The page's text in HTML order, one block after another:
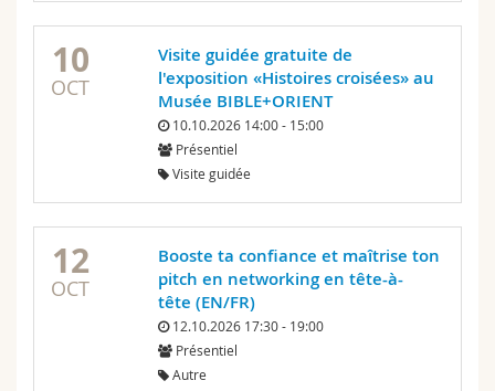
10
OCT
Visite guidée gratuite de
l'exposition «Histoires croisées» au
Musée BIBLE+ORIENT
10.10.2026 14:00 - 15:00
Présentiel
Visite guidée
12
OCT
Booste ta confiance et maîtrise ton
pitch en networking en tête-à-
tête (EN/FR)
12.10.2026 17:30 - 19:00
Présentiel
Autre